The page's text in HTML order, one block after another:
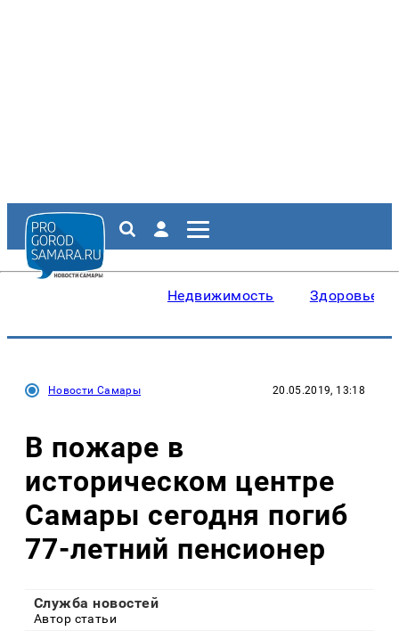
Недвижимость Здоровье
Новости Самары 20.05.2019, 13:18
В пожаре в
историческом центре
Самары сегодня погиб
77-летний пенсионер
Служба новостей
Автор статьи